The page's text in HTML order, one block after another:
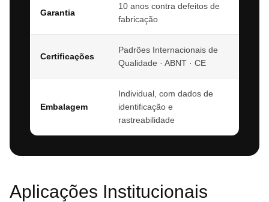
Garantia
10 anos contra defeitos de
fabricação
Certificações
Padrões Internacionais de
Qualidade · ABNT · CE
Embalagem
Individual, com dados de
identificação e
rastreabilidade
Aplicações Institucionais